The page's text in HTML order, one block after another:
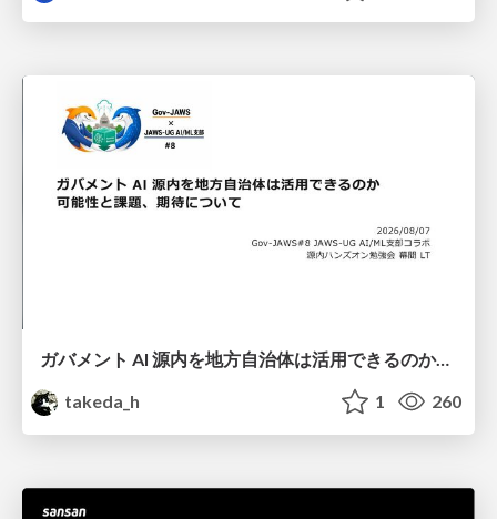
ガバメント AI 源内を地方自治体は活用できるのか 可能性と課題、期待について
takeda_h
1 260